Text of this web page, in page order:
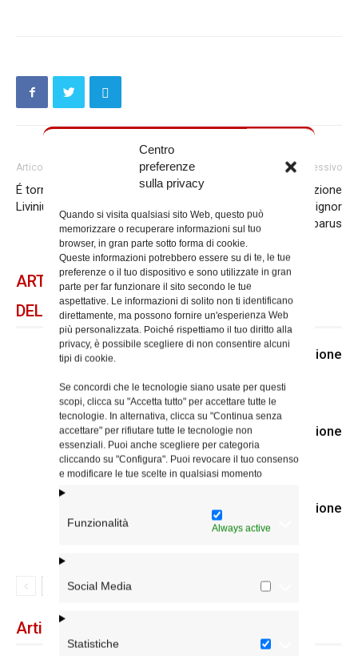
Centro
preferenze
sulla privacy
Quando si visita qualsiasi sito Web, questo può
memorizzare o recuperare informazioni sul tuo
browser, in gran parte sotto forma di cookie.
Queste informazioni potrebbero essere su di te, le tue
preferenze o il tuo dispositivo e sono utilizzate in gran
parte per far funzionare il sito secondo le tue
aspettative. Le informazioni di solito non ti identificano
direttamente, ma possono fornire un'esperienza Web
più personalizzata. Poiché rispettiamo il tuo diritto alla
privacy, è possibile scegliere di non consentire alcuni
tipi di cookie.
Se concordi che le tecnologie siano usate per questi
scopi, clicca su "Accetta tutto" per accettare tutte le
tecnologie. In alternativa, clicca su "Continua senza
accettare" per rifiutare tutte le tecnologie non
essenziali. Puoi anche scegliere per categoria
cliccando su "Configura". Puoi revocare il tuo consenso
e modificare le tue scelte in qualsiasi momento
Funzionalità Always active
Social Media
Statistiche
Articolo precedente
É tornato alla Casa del Padre P.
Livinius Esomchi Nnamani
Articolo successivo
Il 2 maggio l’ordinazione
episcopale di monsignor
Benoni Ambarus
ARTICOLI CORRELATI
DELLO STESSO AUTORE
E’ entrato nella luce della Resurrezione
E’ entrato nella luce della Resurrezione
padre Rinaldo Giuliani
E’ entrato nella luce della Resurrezione
il diacono Mario Ciccalotti
Articoli recenti